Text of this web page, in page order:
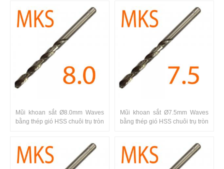
Mũi khoan sắt Ø8.0mm Waves
bằng thép gió HSS chuôi trụ tròn
Mũi khoan sắt Ø7.5mm Waves
bằng thép gió HSS chuôi trụ tròn